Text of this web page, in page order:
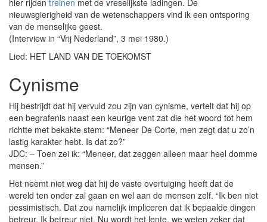
hier rijden treinen met de vreselijkste ladingen. De
nieuwsgierigheid van de wetenschappers vind ik een ontsporing
van de menselijke geest.
(Interview in “Vrij Nederland”, 3 mei 1980.)
Lied: HET LAND VAN DE TOEKOMST
Cynisme
Hij bestrijdt dat hij vervuld zou zijn van cynisme, vertelt dat hij op
een begrafenis naast een keurige vent zat die het woord tot hem
richtte met bekakte stem: “Meneer De Corte, men zegt dat u zo’n
lastig karakter hebt. Is dat zo?”
JDC: – Toen zei ik: “Meneer, dat zeggen alleen maar heel domme
mensen.”
Het neemt niet weg dat hij de vaste overtuiging heeft dat de
wereld ten onder zal gaan en wel aan de mensen zelf. “Ik ben niet
pessimistisch. Dat zou namelijk impliceren dat ik bepaalde dingen
betreur. Ik betreur niet. Nu wordt het lente, we weten zeker dat